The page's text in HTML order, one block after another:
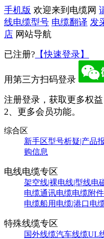
手机版 欢迎来到电缆网
线电缆型号 电缆翻译 发
店 网站导航
已注册? 【快速登录】
用第三方扫码登录
注册登录，获取更多权益
2、更多会员功能。
综合区
新手区型号析疑|产品
购信息
电线电缆专区
架空线|裸电线|型线电
电缆通讯电缆电缆附件
电缆船用电缆|港口电
特殊线缆专区
国外线缆汽车线缆UL